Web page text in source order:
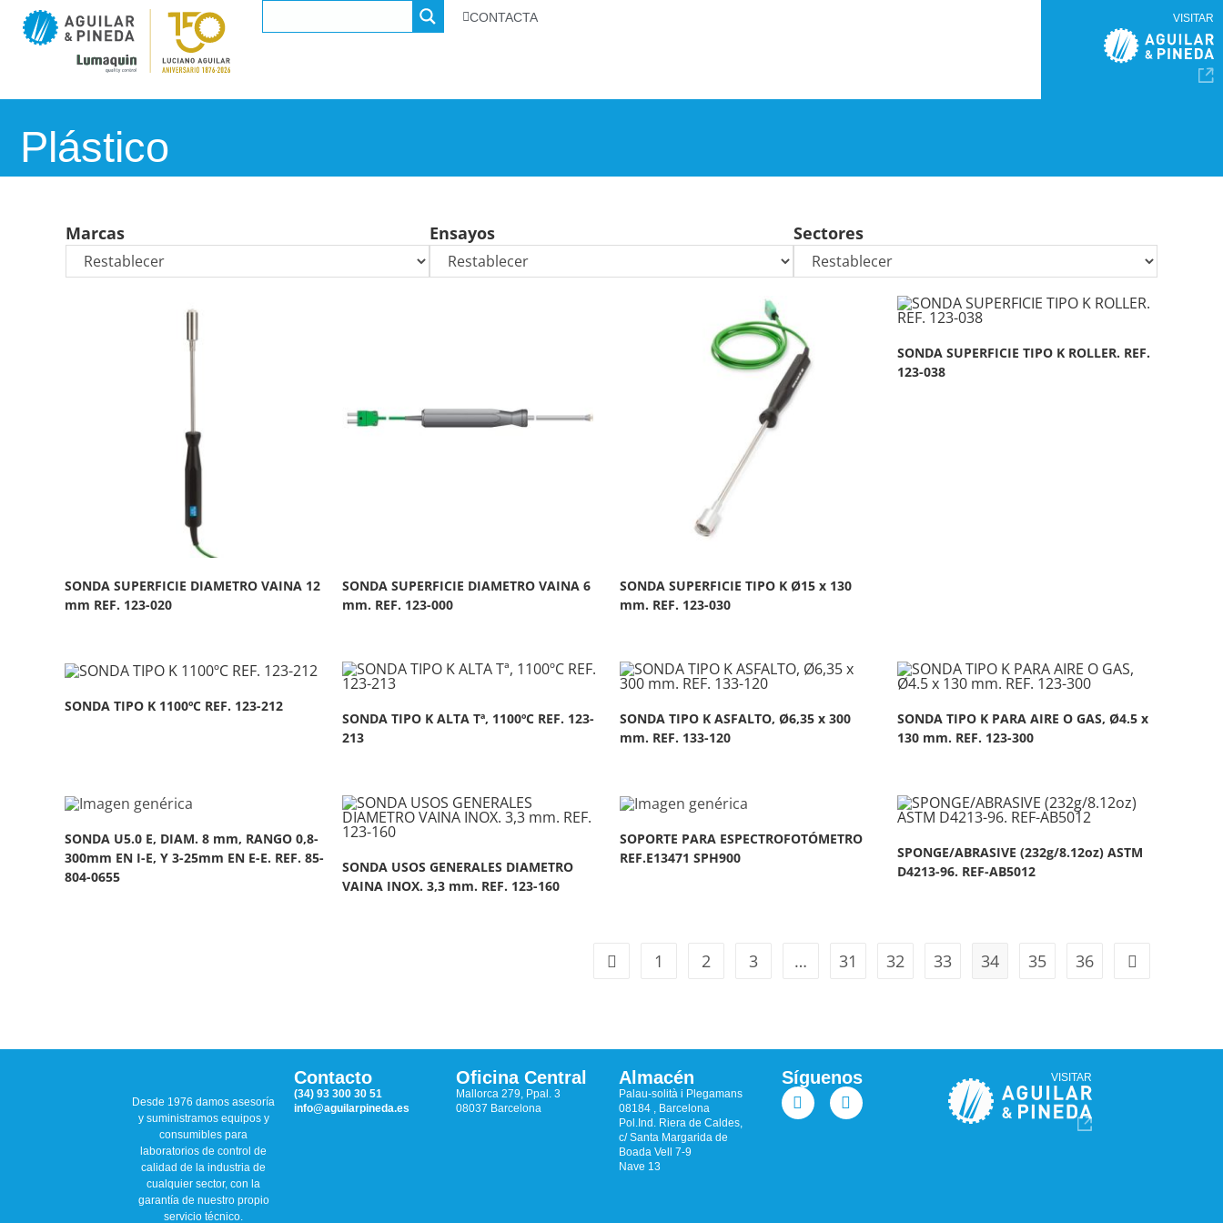
CONTACTA VISITAR
Plástico
Marcas Ensayos Sectores
SONDA SUPERFICIE DIAMETRO VAINA 12
mm REF. 123-020
SONDA SUPERFICIE DIAMETRO VAINA 6
mm. REF. 123-000
SONDA SUPERFICIE TIPO K Ø15 x 130
mm. REF. 123-030
SONDA SUPERFICIE TIPO K ROLLER. REF.
123-038
SONDA TIPO K 1100ºC REF. 123-212
SONDA TIPO K ALTA Tª, 1100ºC REF. 123-
213
SONDA TIPO K ASFALTO, Ø6,35 x 300
mm. REF. 133-120
SONDA TIPO K PARA AIRE O GAS, Ø4.5 x
130 mm. REF. 123-300
SONDA U5.0 E, DIAM. 8 mm, RANGO 0,8-
300mm EN I-E, Y 3-25mm EN E-E. REF. 85-
804-0655
SONDA USOS GENERALES DIAMETRO
VAINA INOX. 3,3 mm. REF. 123-160
SOPORTE PARA ESPECTROFOTÓMETRO
REF.E13471 SPH900
SPONGE/ABRASIVE (232g/8.12oz) ASTM
D4213-96. REF-AB5012
1 2 3 … 31 32 33 34 35 36
Desde 1976 damos asesoría
y suministramos equipos y
consumibles para
laboratorios de control de
calidad de la industria de
cualquier sector, con la
garantía de nuestro propio
servicio técnico.
Contacto
(34) 93 300 30 51
info@aguilarpineda.es
Oficina Central
Mallorca 279, Ppal. 3
08037 Barcelona
Almacén
Palau-solità i Plegamans
08184 , Barcelona
Pol.Ind. Riera de Caldes,
c/ Santa Margarida de
Boada Vell 7-9
Nave 13
Síguenos VISITAR